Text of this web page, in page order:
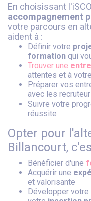
En choisissant
accompagnement
votre parcours en
aident à :
Définir votre
formation qui
Trouver une
attentes et à
Préparer vos
avec les
Suivre votre
réussite
Opter pour
Billancourt,
Bénéficier d'une
Acquérir une
et valorisante
Développer